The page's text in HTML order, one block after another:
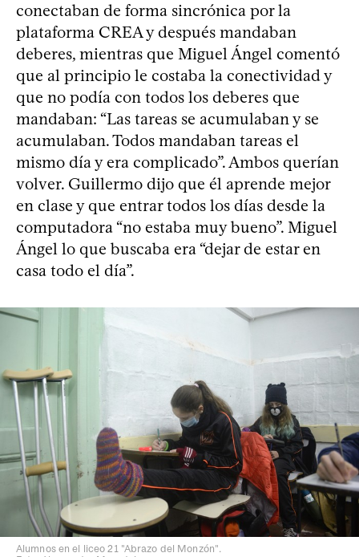
conectaban de forma sincrónica por la
plataforma CREA y después mandaban
deberes, mientras que Miguel Ángel comentó
que al principio le costaba la conectividad y
que no podía con todos los deberes que
mandaban: “Las tareas se acumulaban y se
acumulaban. Todos mandaban tareas el
mismo día y era complicado”. Ambos querían
volver. Guillermo dijo que él aprende mejor
en clase y que entrar todos los días desde la
computadora “no estaba muy bueno”. Miguel
Ángel lo que buscaba era “dejar de estar en
casa todo el día”.
Alumnos en el liceo 21 "Abrazo del Monzón".